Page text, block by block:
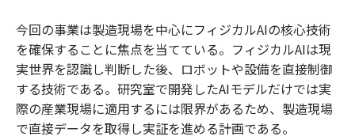
今回の事業は製造現場を中心にフィジカルAIの核心技術
を確保することに焦点を当てている。フィジカルAIは現
実世界を認識し判断した後、ロボットや設備を直接制御
する技術である。研究室で開発したAIモデルだけでは実
際の産業現場に適用するには限界があるため、製造現場
で直接データを取得し実証を進める計画である。